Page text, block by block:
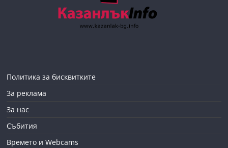
Политика за бисквитките
За реклама
За нас
Събития
Времето и Webcams